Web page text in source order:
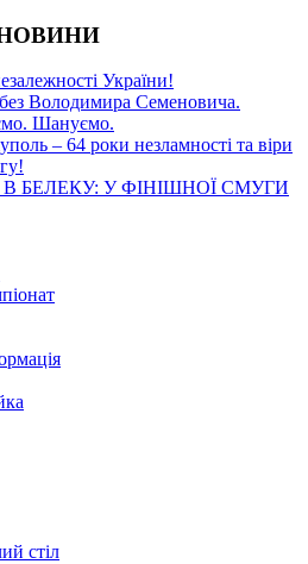
України!
без Володимира Семеновича.
Шануємо.
– 64 роки незламності та віри
В БЕЛЕКУ: У ФІНІШНОЇ СМУГИ
стіл